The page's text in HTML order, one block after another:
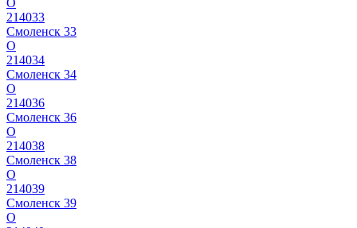
214033
Смоленск 33
О
214034
Смоленск 34
О
214036
Смоленск 36
О
214038
Смоленск 38
О
214039
Смоленск 39
О